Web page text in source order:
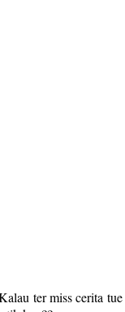
ter miss cerita